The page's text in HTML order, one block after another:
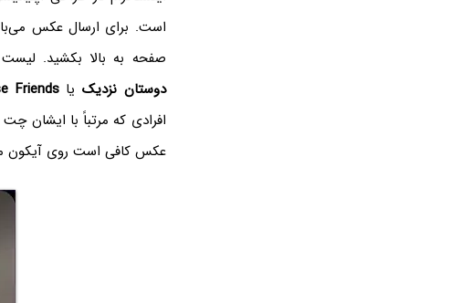
است. برای ارسال عکس
صفحه به بالا بکشید.
دوستان نزدیک یاFriends
عکس کافی است روی آیکون